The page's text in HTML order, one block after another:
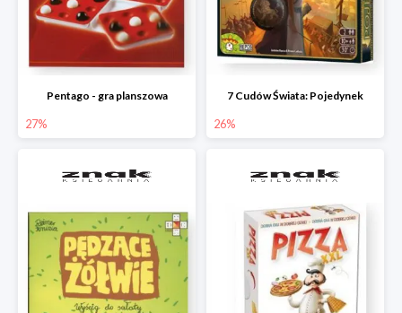
Pentago - gra planszowa
27%
7 Cudów Świata: Pojedynek
26%